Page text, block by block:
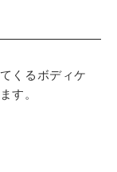
くるボディケ
す。